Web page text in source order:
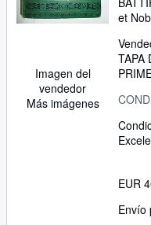
Imagen del
vendedor
Más imágenes
et
TAPA
EUR
Envío